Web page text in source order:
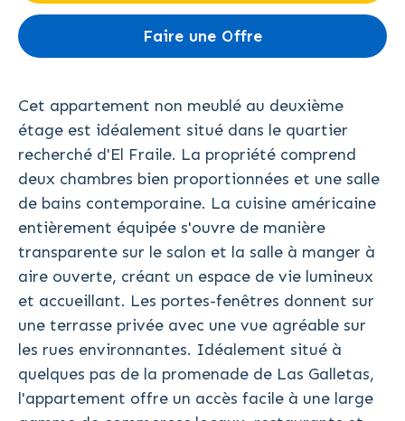
Faire une Offre
Cet appartement non meublé au deuxième
étage est idéalement situé dans le quartier
recherché d'El Fraile. La propriété comprend
deux chambres bien proportionnées et une salle
de bains contemporaine. La cuisine américaine
entièrement équipée s'ouvre de manière
transparente sur le salon et la salle à manger à
aire ouverte, créant un espace de vie lumineux
et accueillant. Les portes-fenêtres donnent sur
une terrasse privée avec une vue agréable sur
les rues environnantes. Idéalement situé à
quelques pas de la promenade de Las Galletas,
l'appartement offre un accès facile à une large